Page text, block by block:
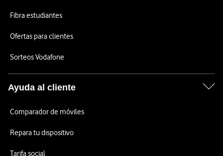
Fibra estudiantes
Ofertas para clientes
Sorteos Vodafone
Ayuda al cliente
Comparador de móviles
Repara tu dispositivo
Tarifa social